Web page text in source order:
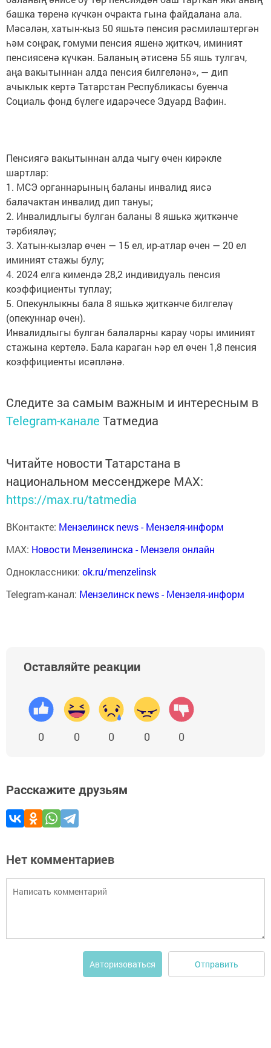
башка төренә күчкән очракта гына файдалана ала.
Мәсәлән, хатын-кыз 50 яшьтә пенсия рәсмиләштергән
һәм соңрак, гомуми пенсия яшенә җиткәч, иминият
пенсиясенә күчкән. Баланың әтисенә 55 яшь тулгач,
аңа вакытыннан алда пенсия билгеләнә», — дип
ачыклык кертә Татарстан Республикасы буенча
Социаль фонд бүлеге идарәчесе Эдуард Вафин.
Пенсиягә вакытыннан алда чыгу өчен кирәкле
шартлар:
1. МСЭ органнарының баланы инвалид яисә
балачактан инвалид дип тануы;
2. Инвалидлыгы булган баланы 8 яшькә җиткәнче
тәрбияләү;
3. Хатын-кызлар өчен — 15 ел, ир-атлар өчен — 20 ел
иминият стажы булу;
4. 2024 елга кимендә 28,2 индивидуаль пенсия
коэффициенты туплау;
5. Опекунлыкны бала 8 яшькә җиткәнче билгеләү
(опекуннар өчен).
Инвалидлыгы булган балаларны карау чоры иминият
стажына кертелә. Бала караган һәр ел өчен 1,8 пенсия
коэффициенты исәпләнә.
Следите за самым важным и интересным в
Telegram-канале Татмедиа
Читайте новости Татарстана в
национальном мессенджере MАХ:
https://max.ru/tatmedia
ВКонтакте: Мензелинск news - Мензеля-информ
MAX: Новости Мензелинска - Мензеля онлайн
Одноклассники: ok.ru/menzelinsk
Telegram-канал: Мензелинск news - Мензеля-информ
Оставляйте реакции
0 0 0 0 0
Расскажите друзьям
Нет комментариев
Авторизоваться Отправить